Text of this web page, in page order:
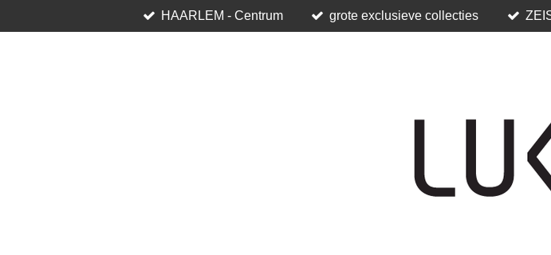
direct
HAARLEM - Centrum grote exclusieve collecties